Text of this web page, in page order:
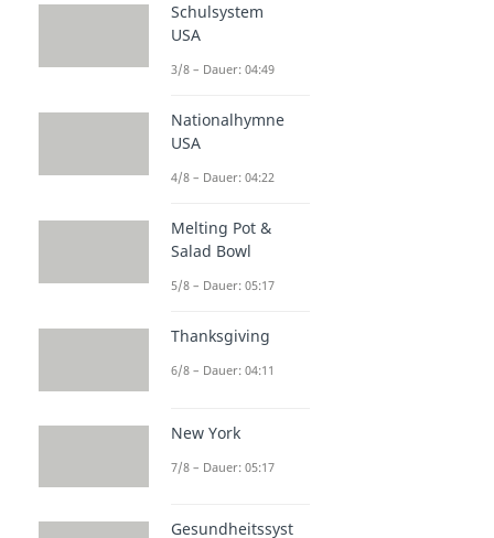
Schulsystem
USA
3/8 – Dauer: 04:49
Nationalhymne
USA
4/8 – Dauer: 04:22
Melting Pot &
Salad Bowl
5/8 – Dauer: 05:17
Thanksgiving
6/8 – Dauer: 04:11
New York
7/8 – Dauer: 05:17
Gesundheitssyst